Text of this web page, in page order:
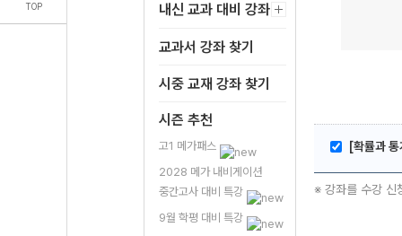
TOP 내신 교과 대비 강좌
교과서 강좌 찾기
시중 교재 강좌 찾기
시즌 추천
고1 메가패스
2028 메가 내비게이션
중간고사 대비 특강
9월 학평 대비 특강
[확률과
※ 강좌를 수강 신